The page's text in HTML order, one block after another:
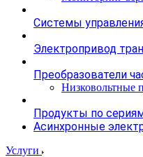
Системы
Электропривод
Преобразователи
Низковольтные
Продукты по
Асинхронные
Услуги